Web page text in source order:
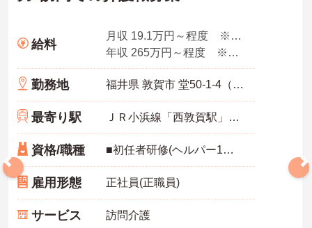
給料
月収 19.1万円～程度 ※諸手当込み
年収 265万円～程度 ※想定年収
勤務地 福井県 敦賀市 堂50-1-4（長沢）日経ビル1F
最寄り駅 ＪＲ小浜線「西敦賀駅」バス・車4分
資格/職種 ■初任者研修(ヘルパー1級・2級)以上の資格をお持ちの方 ■スマートフォン所持必須（業務に使用するため） ■普通運転免許必須（AT可） ※未経験可
雇用形態 正社員(正職員)
サービス 訪問介護